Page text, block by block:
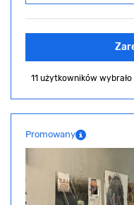
11 użytkowników
Promowany